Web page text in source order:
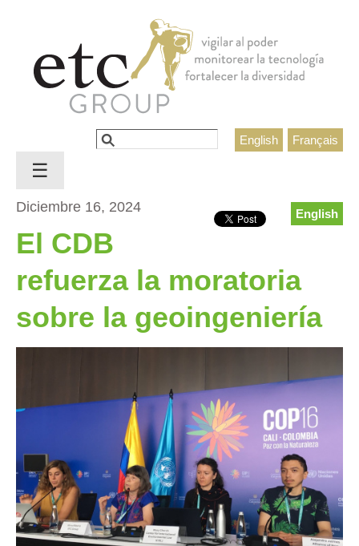
Français
English
Formulario de búsqueda
Buscar
English
Diciembre 16, 2024
El CDB
refuerza la moratoria
sobre la geoingeniería
☰